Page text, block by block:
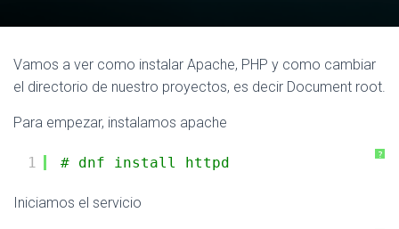
Vamos a ver como instalar Apache, PHP y como cambiar
el directorio de nuestro proyectos, es decir Document root.
Para empezar, instalamos apache
?
1 # dnf install httpd
Iniciamos el servicio